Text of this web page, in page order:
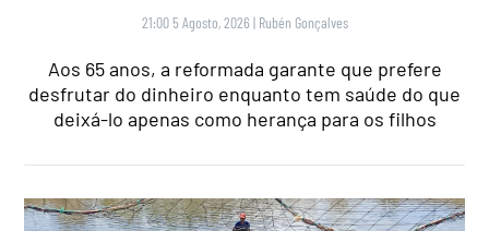
21:00 5 Agosto, 2026 | Rubén Gonçalves
Aos 65 anos, a reformada garante que prefere
desfrutar do dinheiro enquanto tem saúde do que
deixá-lo apenas como herança para os filhos